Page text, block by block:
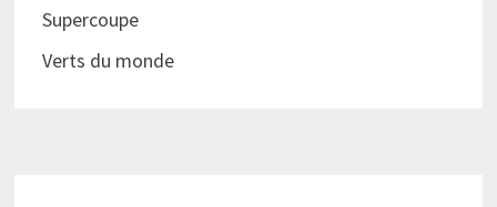
Supercoupe
Verts du monde